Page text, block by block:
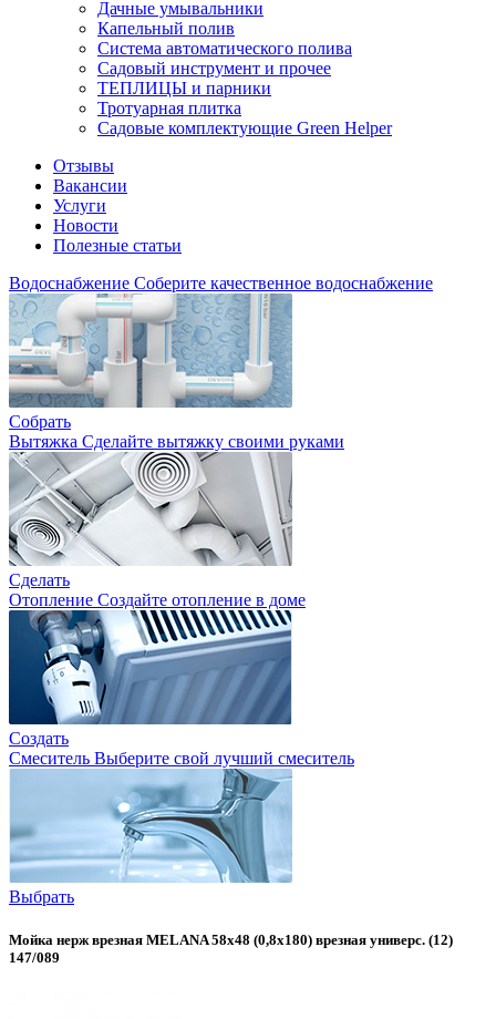
Дачные умывальники
Капельный полив
Система автоматического полива
Садовый инструмент и прочее
ТЕПЛИЦЫ и парники
Тротуарная плитка
Садовые комплектующие Green Helper
Отзывы
Вакансии
Услуги
Новости
Полезные статьи
Водоснабжение Соберите качественное водоснабжение
Собрать
Вытяжка Сделайте вытяжку своими руками
Сделать
Отопление Создайте отопление в доме
Создать
Смеситель Выберите свой лучший смеситель
Выбрать
Мойка нерж врезная MELANA 58х48 (0,8х180) врезная универс. (12)
147/089